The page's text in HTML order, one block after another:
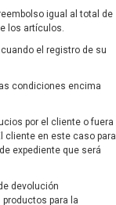
igual al total de
los artículos.
el registro de su
condiciones encima
por el cliente o fuera
cliente en este caso para
expediente que será
devolución
para la